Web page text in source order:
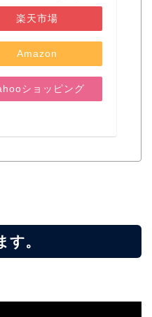
楽天市場
Amazon
ショッピング
。